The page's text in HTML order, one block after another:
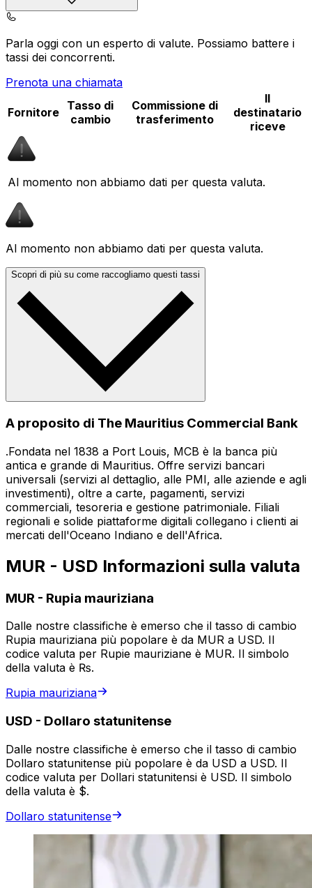
Parla oggi con un esperto di valute. Possiamo battere i
tassi dei concorrenti.
Prenota una chiamata
Fornitore Tasso di
cambio
Commissione di
trasferimento
Il
destinatario
riceve
Al momento non abbiamo dati per questa valuta.
Al momento non abbiamo dati per questa valuta.
Scopri di più su come raccogliamo questi tassi
A proposito di The Mauritius Commercial Bank
.Fondata nel 1838 a Port Louis, MCB è la banca più
antica e grande di Mauritius. Offre servizi bancari
universali (servizi al dettaglio, alle PMI, alle aziende e agli
investimenti), oltre a carte, pagamenti, servizi
commerciali, tesoreria e gestione patrimoniale. Filiali
regionali e solide piattaforme digitali collegano i clienti ai
mercati dell'Oceano Indiano e dell'Africa.
MUR - USD Informazioni sulla valuta
MUR - Rupia mauriziana
Dalle nostre classifiche è emerso che il tasso di cambio
Rupia mauriziana più popolare è da MUR a USD. Il
codice valuta per Rupie mauriziane è MUR. Il simbolo
della valuta è ₨.
Rupia mauriziana
USD - Dollaro statunitense
Dalle nostre classifiche è emerso che il tasso di cambio
Dollaro statunitense più popolare è da USD a USD. Il
codice valuta per Dollari statunitensi è USD. Il simbolo
della valuta è $.
Dollaro statunitense